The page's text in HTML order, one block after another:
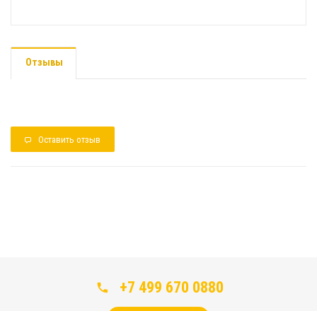
Отзывы
Оставить отзыв
+7 499 670 0880